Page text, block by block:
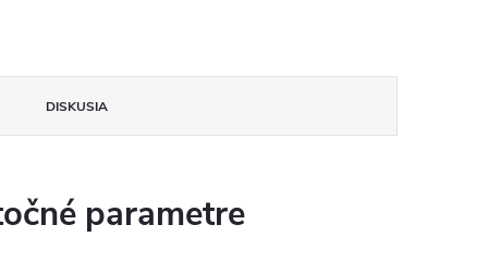
DISKUSIA
parametre